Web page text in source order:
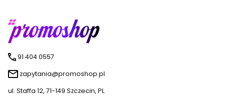
91 404 0557
zapytania@promoshop.pl
ul. Staffa 12, 71-149 Szczecin, PL